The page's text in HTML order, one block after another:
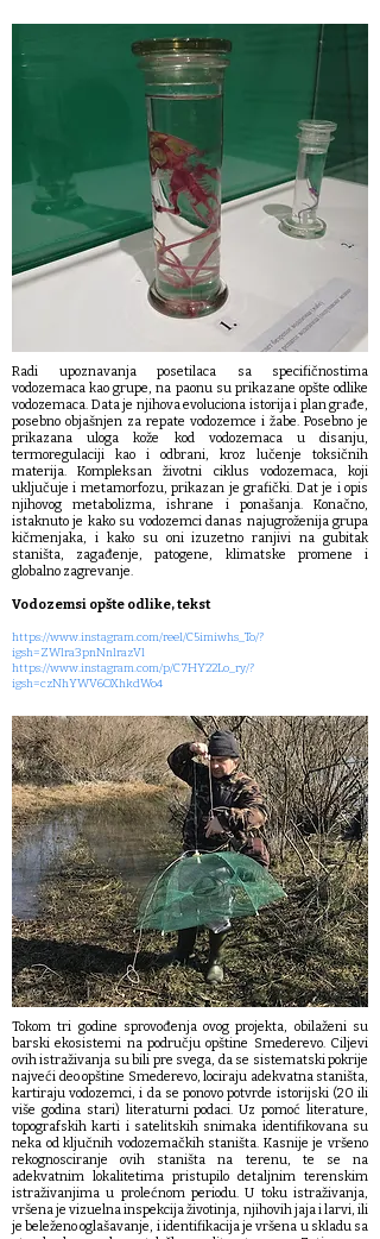
Radi upoznavanja posetilaca sa specifičnostima
vodozemaca kao grupe, na paonu su prikazane opšte odlike
vodozemaca. Data je njihova evoluciona istorija i plan građe,
posebno objašnjen za repate vodozemce i žabe. Posebno je
prikazana uloga kože kod vodozemaca u disanju,
termoregulaciji kao i odbrani, kroz lučenje toksičnih
materija. Kompleksan životni ciklus vodozemaca, koji
uključuje i metamorfozu, prikazan je grafički. Dat je i opis
njihovog metabolizma, ishrane i ponašanja. Konačno,
istaknuto je kako su vodozemci danas najugroženija grupa
kičmenjaka, i kako su oni izuzetno ranjivi na gubitak
staništa, zagađenje, patogene, klimatske promene i
globalno zagrevanje.
Vodozemsi opšte odlike, tekst
https://www.instagram.com/reel/C5imiwhs_To/?
igsh=ZWlra3pnNnlrazVl
https://www.instagram.com/p/C7HY22Lo_ry/?
igsh=czNhYWV6OXhkdWo4
Tokom tri godine sprovođenja ovog projekta, obilaženi su
barski ekosistemi na području opštine Smederevo. Ciljevi
ovih istraživanja su bili pre svega, da se sistematski pokrije
najveći deo opštine Smederevo, lociraju adekvatna staništa,
kartiraju vodozemci, i da se ponovo potvrde istorijski (20 ili
više godina stari) literaturni podaci. Uz pomoć literature,
topografskih karti i satelitskih snimaka identifikovana su
neka od ključnih vodozemačkih staništa. Kasnije je vršeno
rekognosciranje ovih staništa na terenu, te se na
adekvatnim lokalitetima pristupilo detaljnim terenskim
istraživanjima u prolećnom periodu. U toku istraživanja,
vršena je vizuelna inspekcija životinja, njihovih jaja i larvi, ili
je beleženo oglašavanje, i identifikacija je vršena u skladu sa